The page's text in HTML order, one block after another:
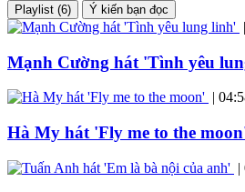
Playlist (6) Ý kiến bạn đọc
|
Mạnh Cường hát 'Tình yêu
|
Hà My hát 'Fly me to the
|